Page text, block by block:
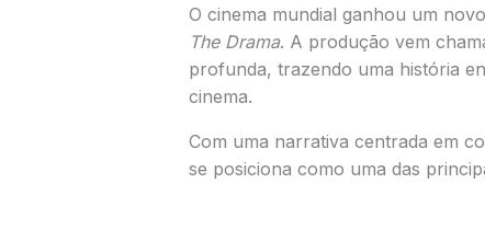
O cinema mundial ganhou um
The Drama. A produção vem
profunda, trazendo uma história
cinema.
Com uma narrativa centrada em
se posiciona como uma das